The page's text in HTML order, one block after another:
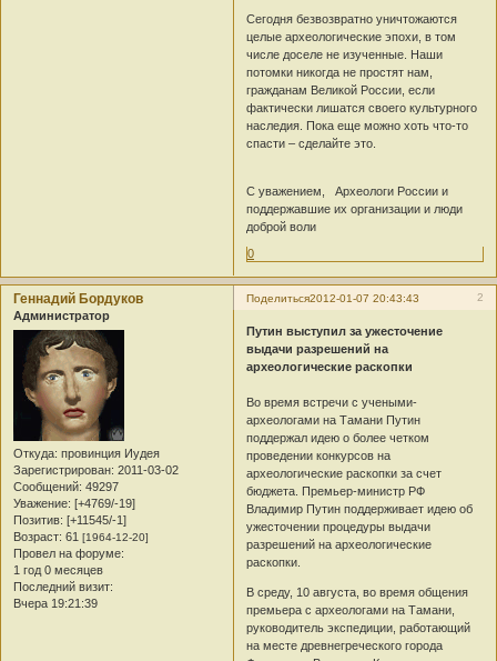
Сегодня безвозвратно уничтожаются
целые археологические эпохи, в том
числе доселе не изученные. Наши
потомки никогда не простят нам,
гражданам Великой России, если
фактически лишатся своего культурного
наследия. Пока еще можно хоть что-то
спасти – сделайте это.
С уважением, Археологи России и
поддержавшие их организации и люди
доброй воли
0
Поделиться 2
2012-01-07 20:43:43
Геннадий Бордуков
Администратор
Откуда: провинция Иудея
Зарегистрирован: 2011-03-02
Сообщений: 49297
Уважение: [+4769/-19]
Позитив: [+11545/-1]
Возраст: 61 [1964-12-20]
Провел на форуме:
1 год 0 месяцев
Последний визит:
Вчера 19:21:39
Путин выступил за ужесточение
выдачи разрешений на
археологические раскопки
Во время встречи с учеными-
археологами на Тамани Путин
поддержал идею о более четком
проведении конкурсов на
археологические раскопки за счет
бюджета. Премьер-министр РФ
Владимир Путин поддерживает идею об
ужесточении процедуры выдачи
разрешений на археологические
раскопки.
В среду, 10 августа, во время общения
премьера с археологами на Тамани,
руководитель экспедиции, работающий
на месте древнегреческого города